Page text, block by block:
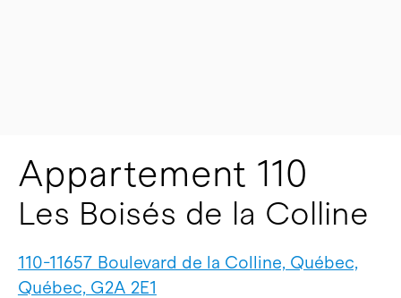
Appartement 110
Les Boisés de la Colline
110-11657 Boulevard de la Colline, Québec,
Québec, G2A 2E1